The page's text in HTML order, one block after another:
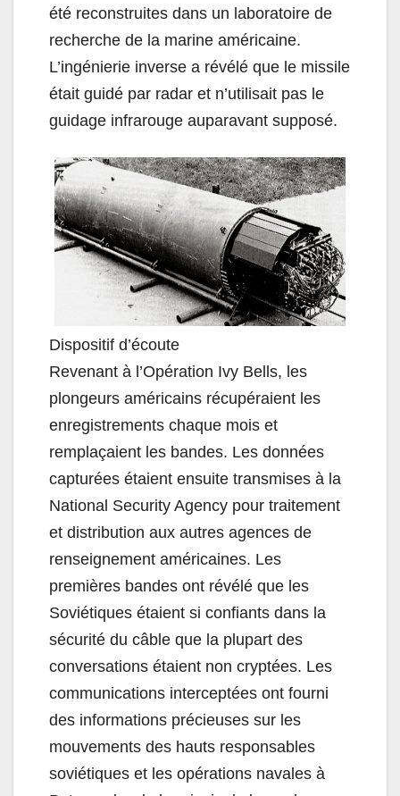
été reconstruites dans un laboratoire de
recherche de la marine américaine.
L’ingénierie inverse a révélé que le missile
était guidé par radar et n’utilisait pas le
guidage infrarouge auparavant supposé.
Dispositif d’écoute
Revenant à l’Opération Ivy Bells, les
plongeurs américains récupéraient les
enregistrements chaque mois et
remplaçaient les bandes. Les données
capturées étaient ensuite transmises à la
National Security Agency pour traitement
et distribution aux autres agences de
renseignement américaines. Les
premières bandes ont révélé que les
Soviétiques étaient si confiants dans la
sécurité du câble que la plupart des
conversations étaient non cryptées. Les
communications interceptées ont fourni
des informations précieuses sur les
mouvements des hauts responsables
soviétiques et les opérations navales à